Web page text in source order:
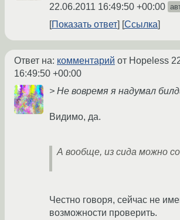
22.06.2011 16:49:50 +00:00
Показать ответ Ссылка
Ответ на: комментарий от Hopeless
16:49:50 +00:00
> Не вовремя я надумал
Видимо, да.
А вообще, из сида можно
Честно говоря, сейчас не
возможности проверить.